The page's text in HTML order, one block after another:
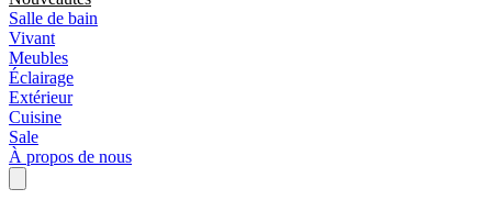
Salle de bain
Vivant
Meubles
Éclairage
Extérieur
Cuisine
Sale
À propos de nous